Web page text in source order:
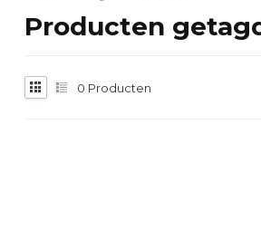
Producten
0 Producten